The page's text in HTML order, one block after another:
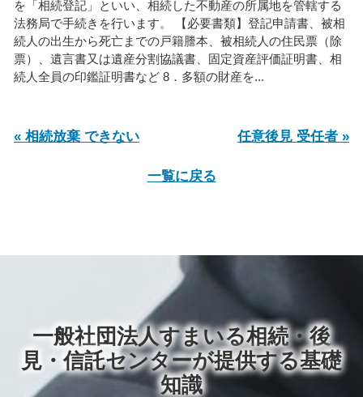
を「相続登記」といい、相続した不動産の所属地を管轄する
法務局で手続きを行います。 【必要書類】登記申請書、被相
続人の出生から死亡までの戸籍謄本、被相続人の住民票（除
票）、遺言書又は遺産分割協議書、固定資産評価証明書、相
続人全員の印鑑証明書など 8．多額の財産を...
« 相続放棄 できない 任意後見 受任者 »
一覧に戻る
一般社団法人すまいる相続・後
見・信託センターが提供する基礎
知識